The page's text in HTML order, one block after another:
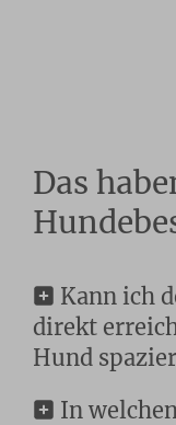
Das
Kann ich
direkt
Hund
In